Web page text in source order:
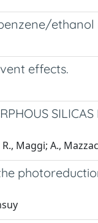
ethanol
effects.
SILICAS
Maggi; A.,